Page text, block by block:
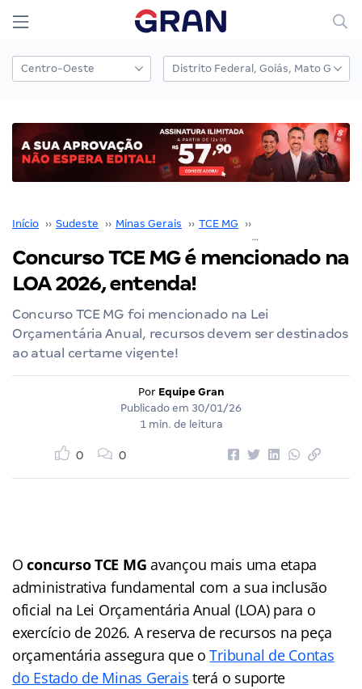
Início ›› Sudeste ›› Minas Gerais ›› TCE MG ››
Concurso TCE MG é mencionado na
LOA 2026, entenda!
Concurso TCE MG foi mencionado na Lei
Orçamentária Anual, recursos devem ser destinados
ao atual certame vigente!
Por Equipe Gran
Publicado em 30/01/26
1 min. de leitura
0 0
Oconcurso TCE MG avançou mais uma etapa
administrativa fundamental com a sua inclusão
oficial na Lei Orçamentária Anual (LOA) para o
exercício de 2026. A reserva de recursos na peça
orçamentária assegura que oTribunal de Contas
do Estado de Minas Gerais terá o suporte